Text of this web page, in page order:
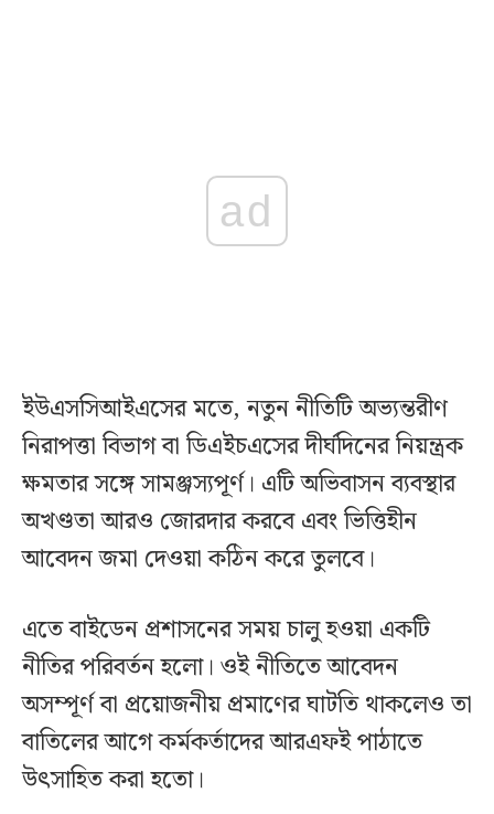
ad
ইউএসসিআইএসের মতে, নতুন নীতিটি অভ্যন্তরীণ
নিরাপত্তা বিভাগ বা ডিএইচএসের দীর্ঘদিনের নিয়ন্ত্রক
ক্ষমতার সঙ্গে সামঞ্জস্যপূর্ণ। এটি অভিবাসন ব্যবস্থার
অখণ্ডতা আরও জোরদার করবে এবং ভিত্তিহীন
আবেদন জমা দেওয়া কঠিন করে তুলবে।
এতে বাইডেন প্রশাসনের সময় চালু হওয়া একটি
নীতির পরিবর্তন হলো। ওই নীতিতে আবেদন
অসম্পূর্ণ বা প্রয়োজনীয় প্রমাণের ঘাটতি থাকলেও তা
বাতিলের আগে কর্মকর্তাদের আরএফই পাঠাতে
উৎসাহিত করা হতো।